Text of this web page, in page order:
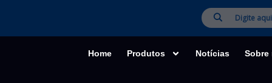
Home Produtos Notícias Sobre